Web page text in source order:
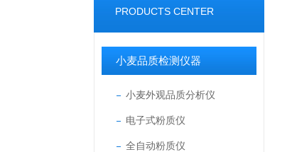
PRODUCTS CENTER
小麦品质检测仪器
小麦外观品质分析仪
电子式粉质仪
全自动粉质仪